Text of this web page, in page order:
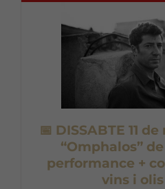
📅 DISSABTE 11
“Omphalos”
performance +
vins i olis